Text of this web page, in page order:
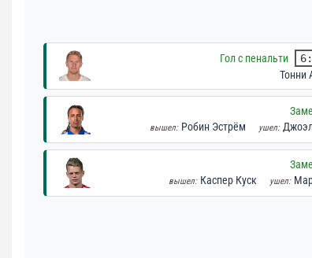
Гол с пенальти
Тонни
вышел: Робин Эстрём ушел:
вышел: Каспер Куск ушел: